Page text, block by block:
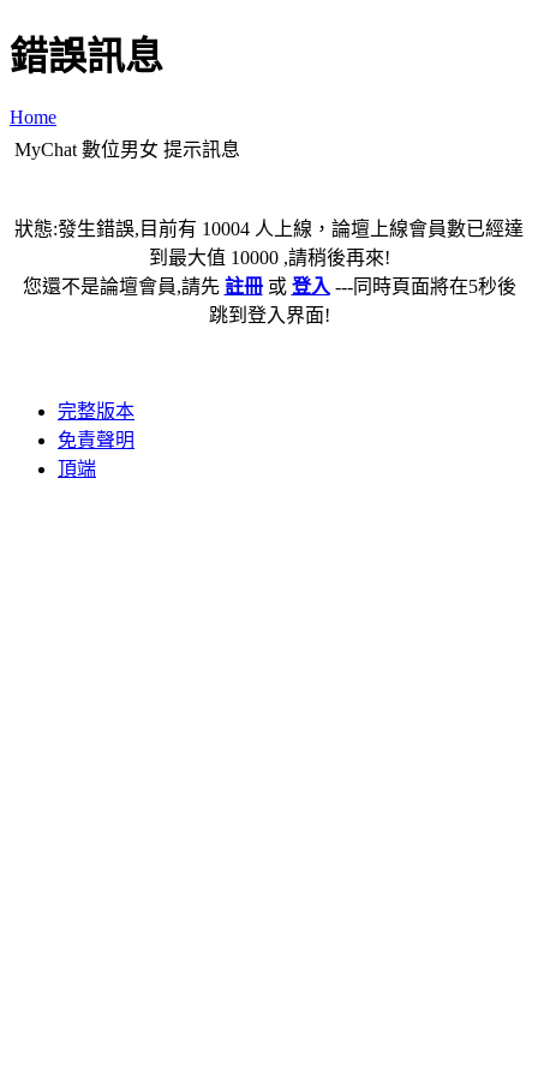
錯誤訊息
Home
MyChat 數位男女 提示訊息
狀態:發生錯誤,目前有 10004 人上線，論壇上線會員數已經達
到最大值 10000 ,請稍後再來!
您還不是論壇會員,請先 註冊或 登入 ---同時頁面將在5秒後
跳到登入界面!
完整版本
免責聲明
頂端